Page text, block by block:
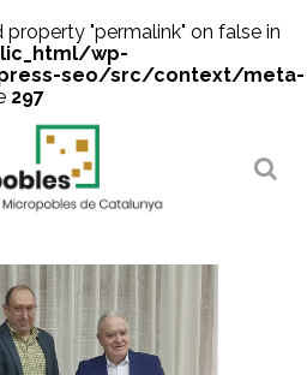
"permalink" on false in
wp-
seo/src/context/meta-
297